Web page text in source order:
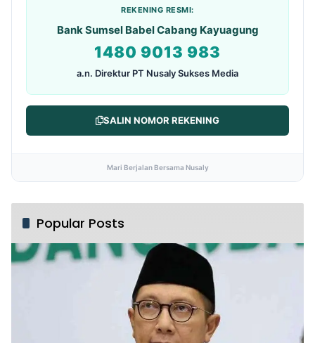
REKENING RESMI:
Bank Sumsel Babel Cabang Kayuagung
1480 9013 983
a.n. Direktur PT Nusaly Sukses Media
SALIN NOMOR REKENING
Mari Berjalan Bersama Nusaly
Popular Posts